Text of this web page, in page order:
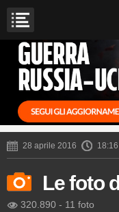
28 aprile 2016 18:16
Le foto
320.890 - 11 foto